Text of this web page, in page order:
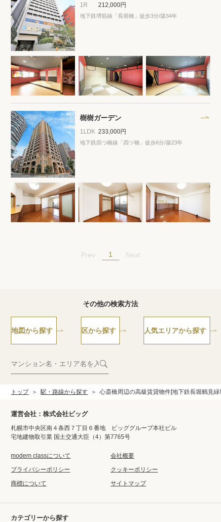
1R 212,000円
地下鉄堺筋線「長堀橋」徒歩3分/築34年
樹樹ガーデン
1LDK 233,000円
地下鉄四つ橋線「四ツ橋」徒歩6分/築23年
Prev 1 Next
その他の検索方法
地図から探す 区から探す 人気エリアから探す
トップ 駅・路線から探す 心斎橋周辺の高級賃貸物件[地下鉄長堀鶴見緑
運営会社：株式会社ビッグ
札幌市中央区南４条西７丁目６番地 ビッググループ本社ビル
宅地建物取引業 国土交通大臣（4）第7765号
modern classについて
会社概要
プライバシーポリシー
クッキーポリシー
商標について
サイトマップ
カテゴリーから探す